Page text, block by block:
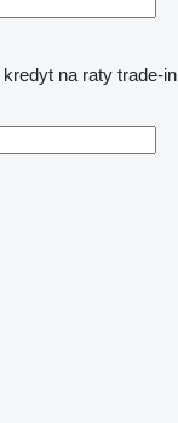
kredyt na raty trade-in